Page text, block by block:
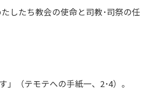
したち教会の使命と司教･司祭の任
」（テモテへの手紙一、2･4）。